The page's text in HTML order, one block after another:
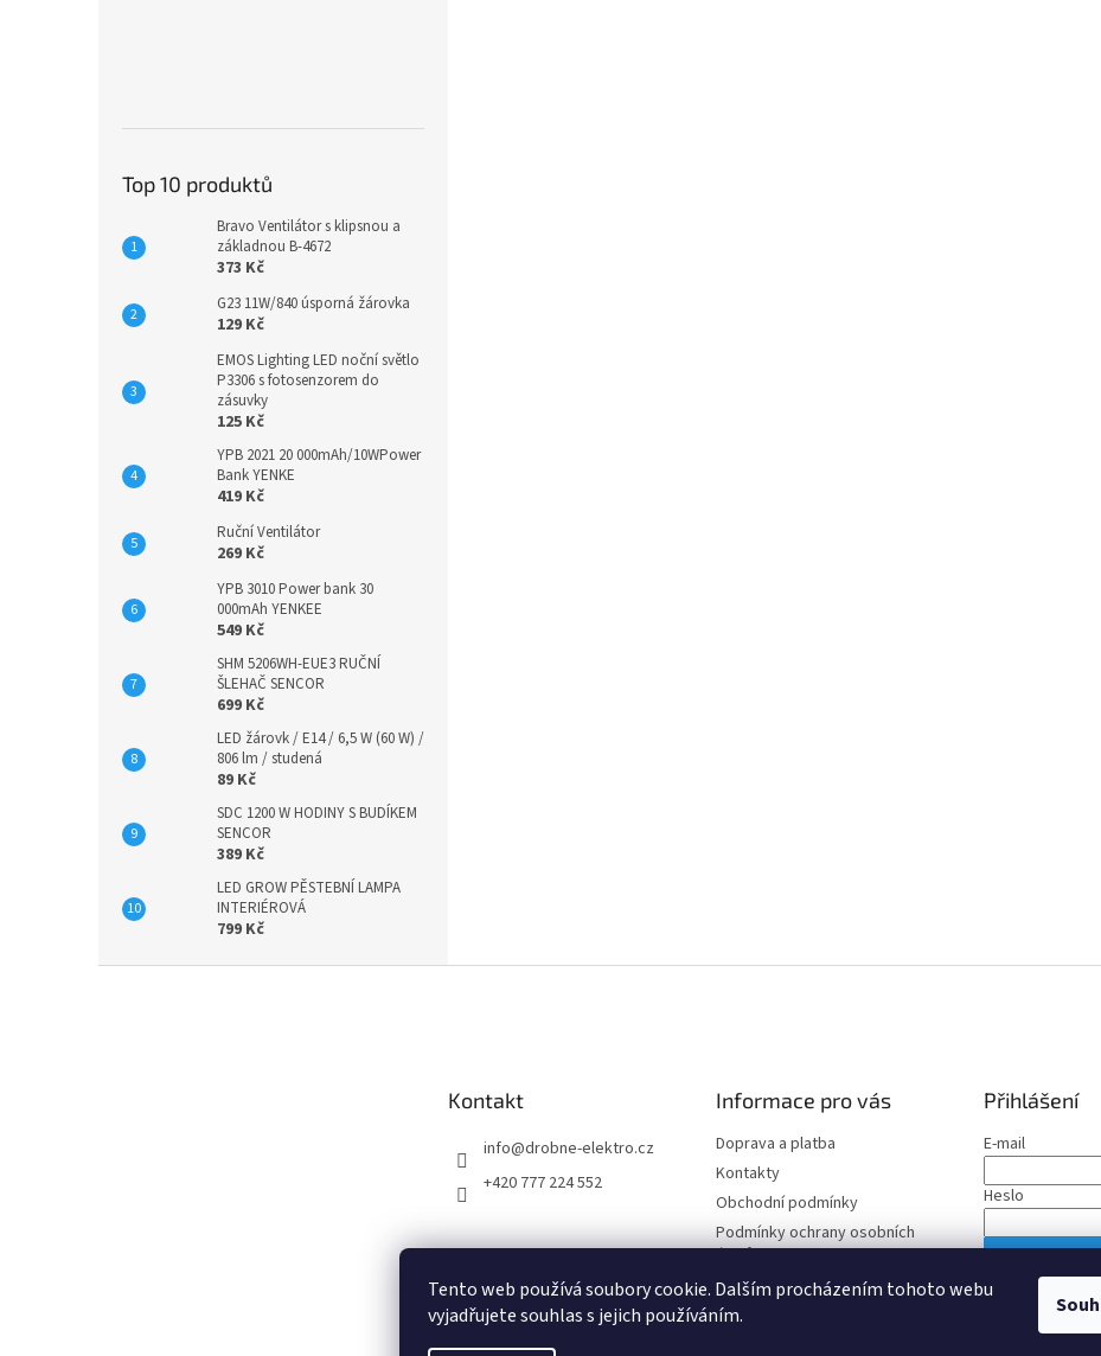
Tento web používá soubory cookie. Dalším procházením tohoto webu
vyjadřujete souhlas s jejich používáním.
Top 10 produktů
Bravo Ventilátor s klipsnou a
základnou B-4672
373 Kč
G23 11W/840 úsporná žárovka
129 Kč
EMOS Lighting LED noční světlo
P3306 s fotosenzorem do
zásuvky
125 Kč
YPB 2021 20 000mAh/10WPower
Bank YENKE
419 Kč
Ruční Ventilátor
269 Kč
YPB 3010 Power bank 30
000mAh YENKEE
549 Kč
SHM 5206WH-EUE3 RUČNÍ
ŠLEHAČ SENCOR
699 Kč
LED žárovk / E14 / 6,5 W (60 W) /
806 lm / studená
89 Kč
SDC 1200 W HODINY S BUDÍKEM
SENCOR
389 Kč
LED GROW PĚSTEBNÍ LAMPA
INTERIÉROVÁ
799 Kč
Kontakt
info@drobne-elektro.cz
+420 777 224 552
Informace pro vás
Doprava a platba
Kontakty
Obchodní podmínky
Podmínky ochrany osobních
údajů
Přihlášení
E-mail
Heslo
Nová registrace